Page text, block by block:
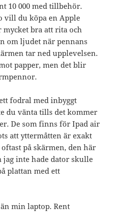
10 000 med tillbehör.
vill du köpa en Apple
bra att rita och
om ljudet när pennans
tar ned upplevelsen.
papper, men det blir
fodral med inbyggt
du vänta tills det kommer
De som finns för Ipad air
att yttermåtten är exakt
på skärmen, den här
inte hade dator skulle
plattan med ett
min laptop. Rent